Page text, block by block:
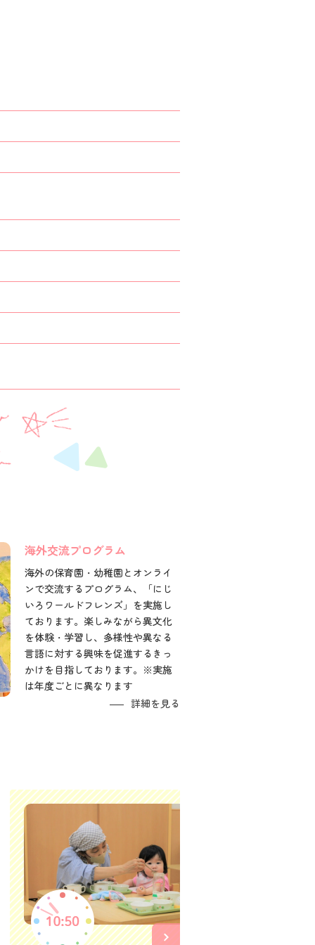
海外交流プログラム
海外の保育園・幼稚園とオンライ
ンで交流するプログラム、「にじ
いろワールドフレンズ」を実施し
ております。楽しみながら異文化
を体験・学習し、多様性や異なる
言語に対する興味を促進するきっ
かけを目指しております。※実施
は年度ごとに異なります
詳細を見る